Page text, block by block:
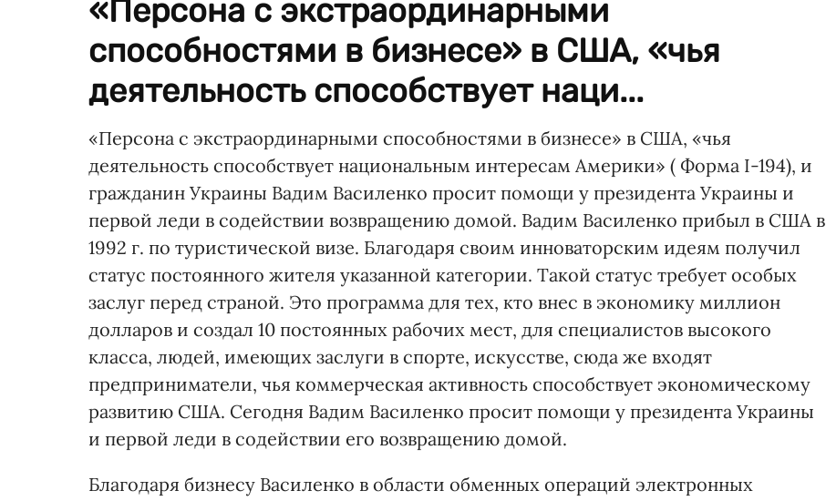
«Персона с экстраординарными
способностями в бизнесе» в США, «чья
деятельность способствует наци...
«Персона с экстраординарными способностями в бизнесе» в США, «чья
деятельность способствует национальным интересам Америки» ( Форма I-194), и
гражданин Украины Вадим Василенко просит помощи у президента Украины и
первой леди в содействии возвращению домой. Вадим Василенко прибыл в США в
1992 г. по туристической визе. Благодаря своим инноваторским идеям получил
статус постоянного жителя указанной категории. Такой статус требует особых
заслуг перед страной. Это программа для тех, кто внес в экономику миллион
долларов и создал 10 постоянных рабочих мест, для специалистов высокого
класса, людей, имеющих заслуги в спорте, искусстве, сюда же входят
предприниматели, чья коммерческая активность способствует экономическому
развитию США. Сегодня Вадим Василенко просит помощи у президента Украины
и первой леди в содействии его возвращению домой.
Благодаря бизнесу Василенко в области обменных операций электронных